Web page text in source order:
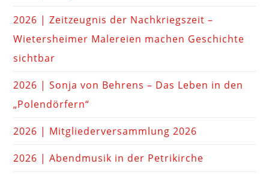
2026 | Zeitzeugnis der Nachkriegszeit –
Wietersheimer Malereien machen Geschichte
sichtbar
2026 | Sonja von Behrens – Das Leben in den
„Polendörfern“
2026 | Mitgliederversammlung 2026
2026 | Abendmusik in der Petrikirche